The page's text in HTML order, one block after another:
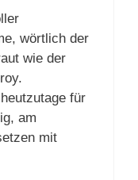
wörtlich der
wie der
für
am
mit